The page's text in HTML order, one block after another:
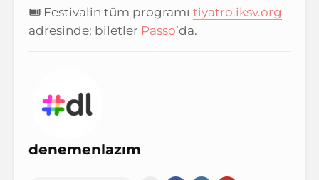
🎟️ Festivalin tüm programı tiyatro.iksv.org
adresinde; biletler Passo’da.
denemenlazım